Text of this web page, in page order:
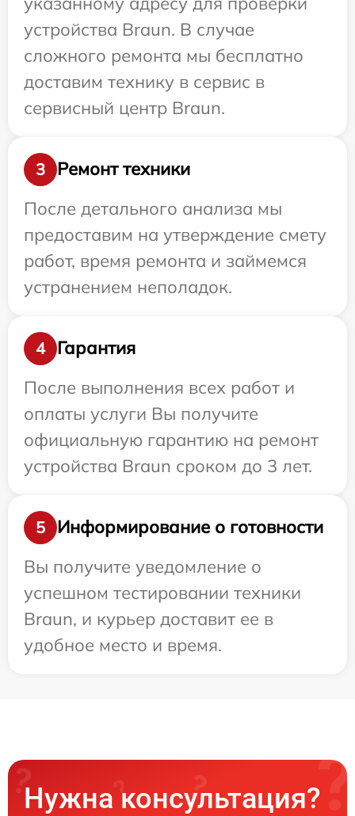
устройства Braun. В случае
сложного ремонта мы бесплатно
доставим технику в сервис в
сервисный центр Braun.
3
Ремонт техники
После детального анализа мы
предоставим на утверждение смету
работ, время ремонта и займемся
устранением неполадок.
4
Гарантия
После выполнения всех работ и
оплаты услуги Вы получите
официальную гарантию на ремонт
устройства Braun сроком до 3 лет.
5
Информирование о готовности
Вы получите уведомление о
успешном тестировании техники
Braun, и курьер доставит ее в
удобное место и время.
Нужна консультация?